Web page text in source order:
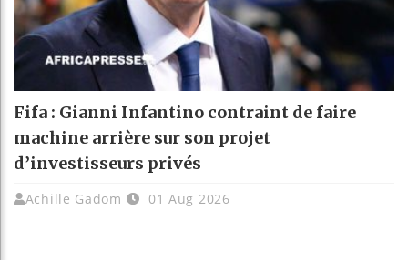
Fifa : Gianni Infantino contraint de faire
machine arrière sur son projet
d’investisseurs privés
Achille Gadom 01 Aug 2026